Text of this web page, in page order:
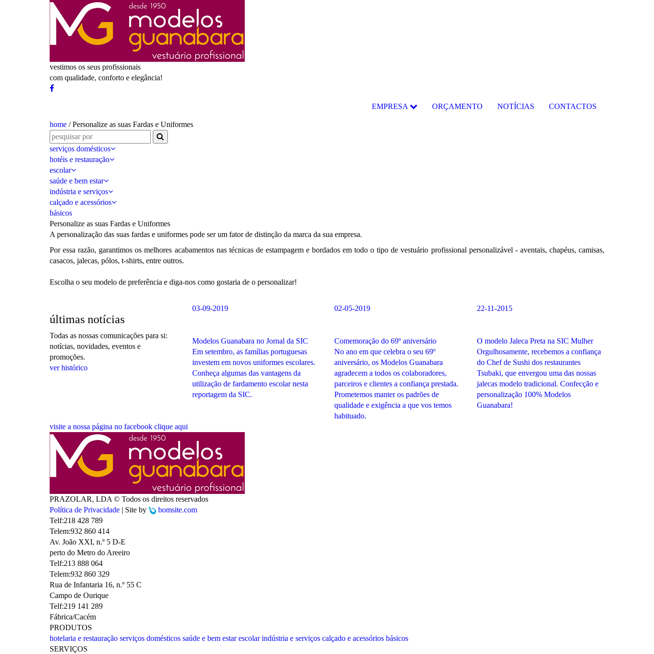
vestimos os seus profissionais
com qualidade, conforto e elegância!
EMPRESA ORÇAMENTO NOTÍCIAS CONTACTOS
home / Personalize as suas Fardas e Uniformes
serviços domésticos
hotéis e restauração
escolar
saúde e bem estar
indústria e serviços
calçado e acessórios
básicos
Personalize as suas Fardas e Uniformes
A personalização das suas fardas e uniformes pode ser um fator de distinção da marca da sua empresa.
Por essa razão, garantimos os melhores acabamentos nas técnicas de estampagem e bordados em todo o tipo de vestuário profissional personalizável - aventais, chapéus, camisas,
casacos, jalecas, pólos, t-shirts, entre outros.
Escolha o seu modelo de preferência e diga-nos como gostaria de o personalizar!
últimas notícias
Todas as nossas comunicações para si:
notícias, novidades, eventos e
promoções.
ver histórico
03-09-2019
Modelos Guanabara no Jornal da SIC
Em setembro, as famílias portuguesas
investem em novos uniformes escolares.
Conheça algumas das vantagens da
utilização de fardamento escolar nesta
reportagem da SIC.
02-05-2019
Comemoração do 69º aniversário
No ano em que celebra o seu 69º
aniversário, os Modelos Guanabara
agradecem a todos os colaboradores,
parceiros e clientes a confiança prestada.
Prometemos manter os padrões de
qualidade e exigência a que vos temos
habituado.
22-11-2015
O modelo Jaleca Preta na SIC Mulher
Orgulhosamente, recebemos a confiança
do Chef de Sushi dos restaurantes
Tsubaki, que envergou uma das nossas
jalecas modelo tradicional. Confecção e
personalização 100% Modelos
Guanabara!
visite a nossa página no facebook clique aqui
PRAZOLAR, LDA © Todos os direitos reservados
Política de Privacidade | Site by
bomsite.com
Telf:218 428 789
Telem:932 860 414
Av. João XXI, n.º 5 D-E
perto do Metro do Areeiro
Telf:213 888 064
Telem:932 860 329
Rua de Infantaria 16, n.º 55 C
Campo de Ourique
Telf:219 141 289
Fábrica/Cacém
PRODUTOS
hotelaria e restauração serviços domésticos saúde e bem estar escolar indústria e serviços calçado e acessórios básicos
SERVIÇOS